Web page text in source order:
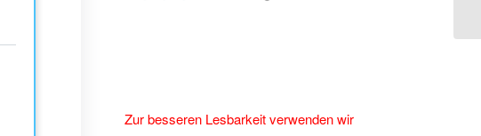
Zur besseren Lesbarkeit verwenden wir